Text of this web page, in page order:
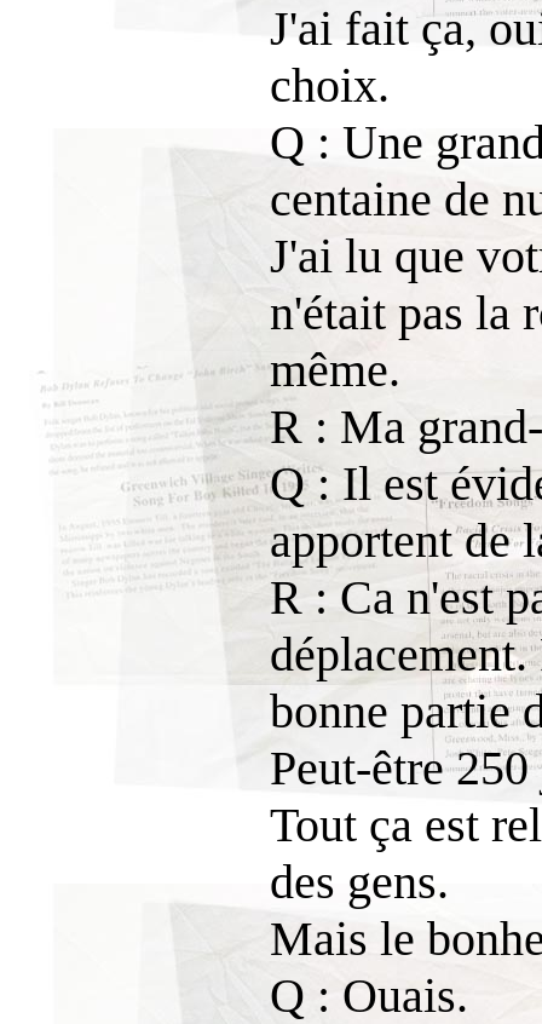
J'ai fait ça,
choix.
Q : Une
centaine de
J'ai lu que
n'était pas la
même.
R : Ma
Q : Il est
apportent de
R : Ca n'est
bonne partie
Peut-être
Tout ça est
des gens.
Mais le
Q : Ouais.